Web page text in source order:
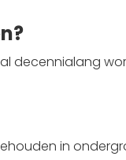
decennialang
in